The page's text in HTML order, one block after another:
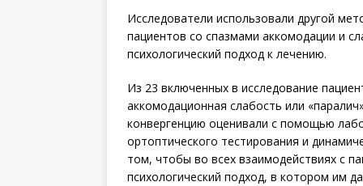
Исследователи использовали другой
пациентов со спазмами аккомодации и
психологический подход к лечению.
Из 23 включенных в исследование
аккомодационная слабость или
конвергенцию оценивали с помощью
ортоптического тестирования и
том, чтобы во всех взаимодействиях с
психологический подход, в котором им